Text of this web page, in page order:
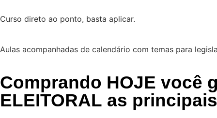
Curso direto ao ponto, basta aplicar.
Aulas acompanhadas de calendário com temas para
Comprando HOJE você
ELEITORAL as